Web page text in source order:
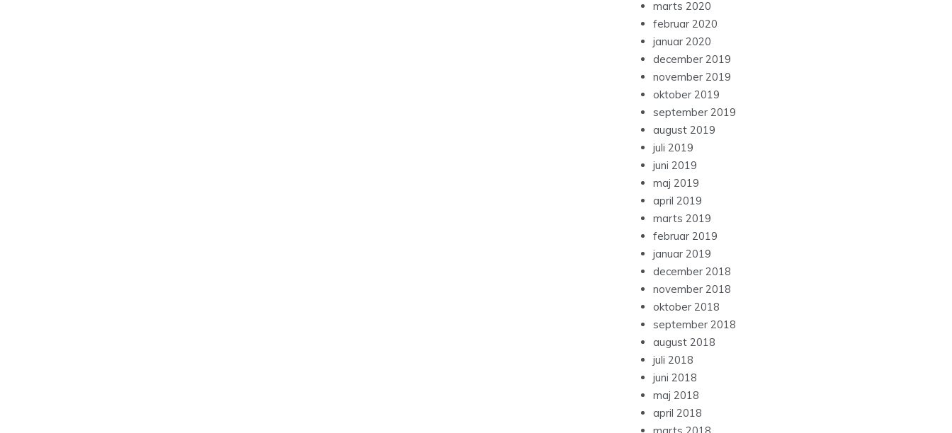
marts 2020
februar 2020
januar 2020
december 2019
november 2019
oktober 2019
september 2019
august 2019
juli 2019
juni 2019
maj 2019
april 2019
marts 2019
februar 2019
januar 2019
december 2018
november 2018
oktober 2018
september 2018
august 2018
juli 2018
juni 2018
maj 2018
april 2018